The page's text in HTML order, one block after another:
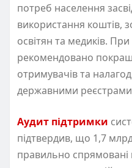
потреб населення
використання коштів,
освітян та медиків.
рекомендовано
отримувачів та
державними
Аудит підтримки
підтвердив, що 1,7
правильно спрямовані